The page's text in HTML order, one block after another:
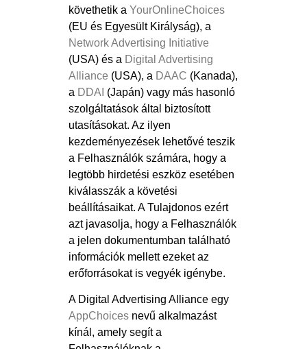
követhetik a YourOnlineChoices
(EU és Egyesült Királyság), a
Network Advertising Initiative
(USA) és a Digital Advertising
Alliance (USA), a DAAC (Kanada),
a DDAI (Japán) vagy más hasonló
szolgáltatások által biztosított
utasításokat. Az ilyen
kezdeményezések lehetővé teszik
a Felhasználók számára, hogy a
legtöbb hirdetési eszköz esetében
kiválasszák a követési
beállításaikat. A Tulajdonos ezért
azt javasolja, hogy a Felhasználók
a jelen dokumentumban található
információk mellett ezeket az
erőforrásokat is vegyék igénybe.
A Digital Advertising Alliance egy
AppChoices nevű alkalmazást
kínál, amely segít a